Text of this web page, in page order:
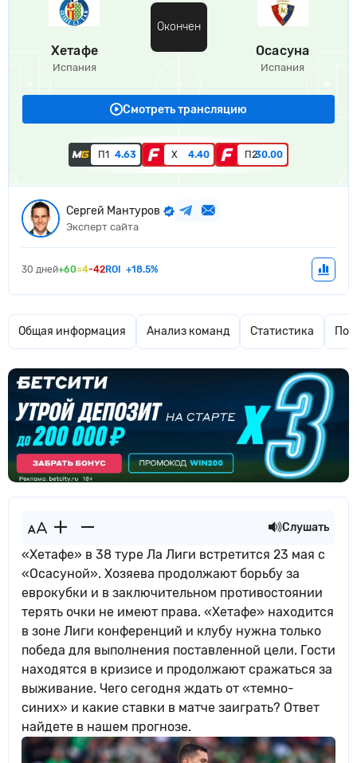
Хетафе
Испания
Окончен
Осасуна
Испания
Смотреть трансляцию
П1 4.63 Х 4.40 П230.00
Сергей Мантуров
Эксперт сайта
30 дней+60=4-42ROI +18.5%
Общая информация Анализ команд Статистика
Слушать
«Хетафе» в 38 туре Ла Лиги встретится 23 мая с
«Осасуной». Хозяева продолжают борьбу за
еврокубки и в заключительном противостоянии
терять очки не имеют права. «Хетафе» находится
в зоне Лиги конференций и клубу нужна только
победа для выполнения поставленной цели. Гости
находятся в кризисе и продолжают сражаться за
выживание. Чего сегодня ждать от «темно-
синих» и какие ставки в матче заиграть? Ответ
найдете в нашем прогнозе.